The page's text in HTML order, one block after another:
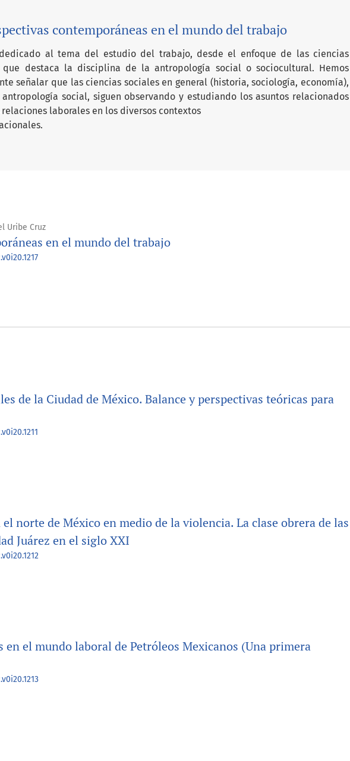
contemporáneas en el mundo del trabajo
al tema del estudio del trabajo, desde el enfoque de las ciencias
que destaca la disciplina de la antropología social o sociocultural. Hemos
señalar que las ciencias sociales en general (historia, sociología, economía),
social, siguen observando y estudiando los asuntos relacionados
laborales en los diversos contextos
Uribe Cruz
en el mundo del trabajo
de la Ciudad de México. Balance y perspectivas teóricas para
norte de México en medio de la violencia. La clase obrera de las
Juárez en el siglo XXI
en el mundo laboral de Petróleos Mexicanos (Una primera